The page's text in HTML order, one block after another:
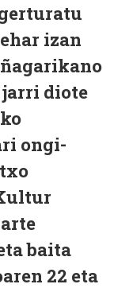
izan
jarri diote
ongi-
baita
22 eta